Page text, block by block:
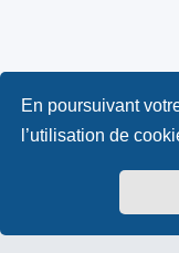
En poursuivant
l’utilisation de
Thème du forum
Icone du